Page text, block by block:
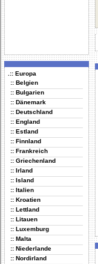
.:: Europa
:: Belgien
:: Bulgarien
:: Dänemark
:: Deutschland
:: England
:: Estland
:: Finnland
:: Frankreich
:: Griechenland
:: Irland
:: Island
:: Italien
:: Kroatien
:: Lettland
:: Litauen
:: Luxemburg
:: Malta
:: Niederlande
:: Nordirland